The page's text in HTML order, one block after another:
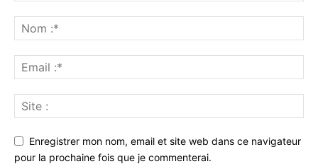
Enregistrer mon nom, email et site web dans ce navigateur
pour la prochaine fois que je commenterai.